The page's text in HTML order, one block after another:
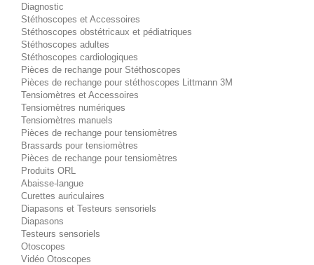
Diagnostic
Stéthoscopes et Accessoires
Stéthoscopes obstétricaux et pédiatriques
Stéthoscopes adultes
Stéthoscopes cardiologiques
Pièces de rechange pour Stéthoscopes
Pièces de rechange pour stéthoscopes Littmann 3M
Tensiomètres et Accessoires
Tensiomètres numériques
Tensiomètres manuels
Pièces de rechange pour tensiomètres
Brassards pour tensiomètres
Pièces de rechange pour tensiomètres
Produits ORL
Abaisse-langue
Curettes auriculaires
Diapasons et Testeurs sensoriels
Diapasons
Testeurs sensoriels
Otoscopes
Vidéo Otoscopes